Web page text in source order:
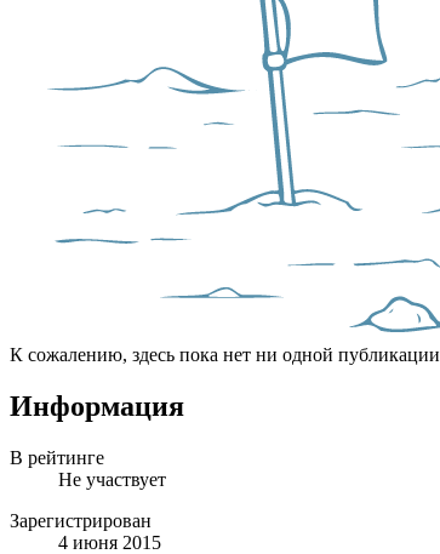
К сожалению, здесь пока нет ни одной публикации
Информация
В рейтинге
Не участвует
Зарегистрирован
4 июня 2015